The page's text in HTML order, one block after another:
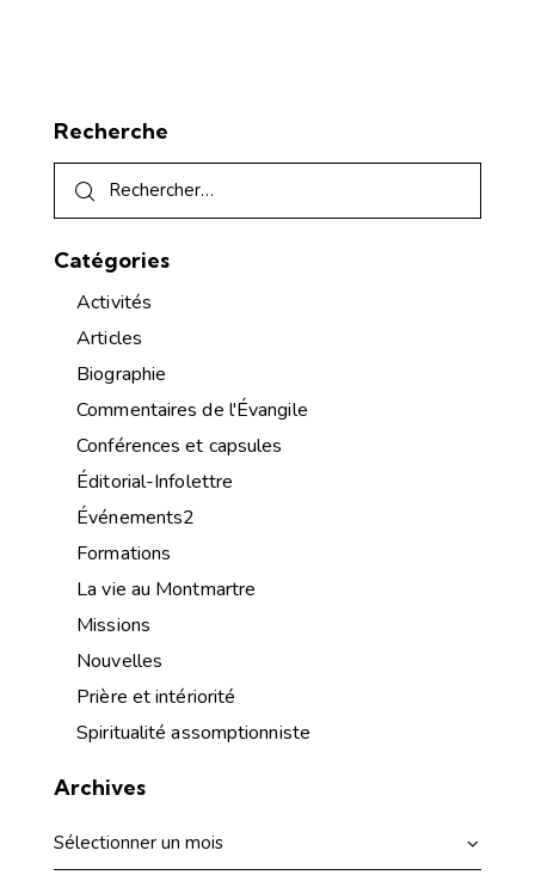
Recherche
Catégories
Activités
Articles
Biographie
Commentaires de l'Évangile
Conférences et capsules
Éditorial-Infolettre
Événements2
Formations
La vie au Montmartre
Missions
Nouvelles
Prière et intériorité
Spiritualité assomptionniste
Archives